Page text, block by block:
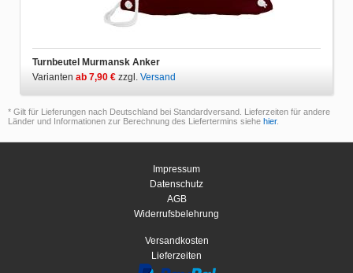
Turnbeutel Murmansk Anker
Varianten ab 7,90 € zzgl. Versand
* Gilt für Lieferungen nach Deutschland bei Standardversand. Lieferzeiten für andere
Länder und Informationen zur Berechnung des Liefertermins siehe hier.
Impressum
Datenschutz
AGB
Widerrufsbelehrung
Versandkosten
Lieferzeiten